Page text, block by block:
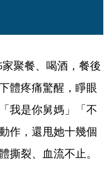
聚餐、喝酒，餐後
體疼痛驚醒，睜眼
我是你舅媽」「不
作，還甩她十幾個
裂、血流不止。